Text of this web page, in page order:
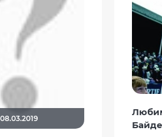
08.03.2019